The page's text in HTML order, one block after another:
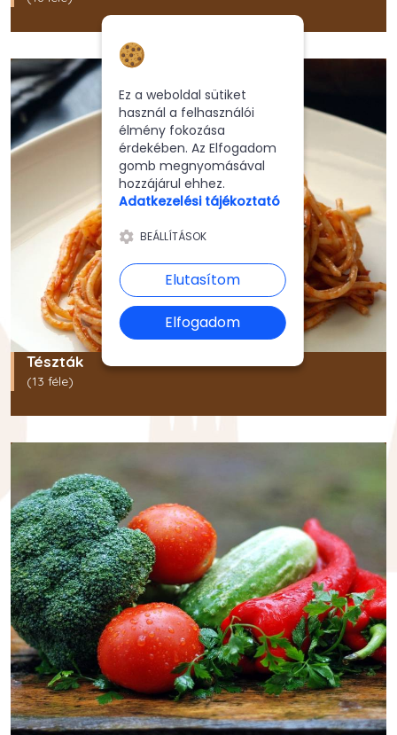
Tészták
(13 féle)
Ez a weboldal sütiket
használ a felhasználói
élmény fokozása
érdekében. Az Elfogadom
gomb megnyomásával
hozzájárul ehhez.
Adatkezelési tájékoztató
BEÁLLÍTÁSOK
Elutasítom
Elfogadom